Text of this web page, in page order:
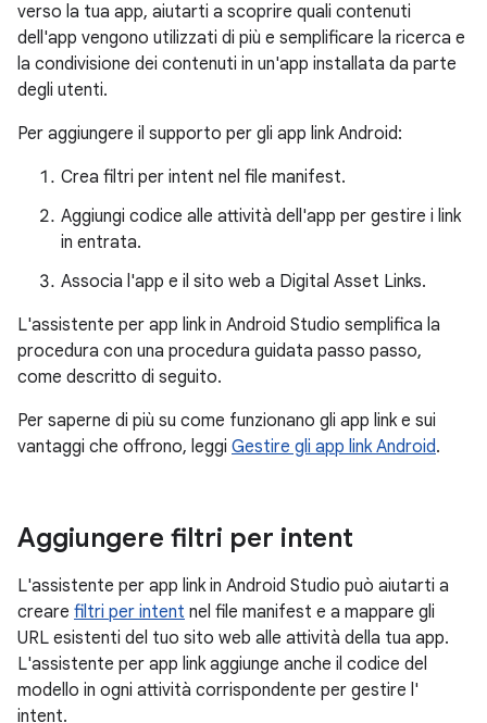
verso la tua app, aiutarti a scoprire quali contenuti
dell'app vengono utilizzati di più e semplificare la ricerca e
la condivisione dei contenuti in un'app installata da parte
degli utenti.
Per aggiungere il supporto per gli app link Android:
Crea filtri per intent nel file manifest.
Aggiungi codice alle attività dell'app per gestire i link
in entrata.
Associa l'app e il sito web a Digital Asset Links.
L'assistente per app link in Android Studio semplifica la
procedura con una procedura guidata passo passo,
come descritto di seguito.
Per saperne di più su come funzionano gli app link e sui
vantaggi che offrono, leggi Gestire gli app link Android.
Aggiungere filtri per intent
L'assistente per app link in Android Studio può aiutarti a
creare filtri per intent nel file manifest e a mappare gli
URL esistenti del tuo sito web alle attività della tua app.
L'assistente per app link aggiunge anche il codice del
modello in ogni attività corrispondente per gestire l'
intent.